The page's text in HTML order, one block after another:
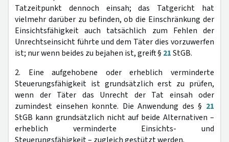
Tatzeitpunkt dennoch einsah; das Tatgericht hat
vielmehr darüber zu befinden, ob die Einschränkung der
Einsichtsfähigkeit auch tatsächlich zum Fehlen der
Unrechtseinsicht führte und dem Täter dies vorzuwerfen
ist; nur wenn beides zu bejahen ist, greift § 21StGB.
2. Eine aufgehobene oder erheblich verminderte
Steuerungsfähigkeit ist grundsätzlich erst zu prüfen,
wenn der Täter das Unrecht der Tat einsah oder
zumindest einsehen konnte. Die Anwendung des § 21
StGB kann grundsätzlich nicht auf beide Alternativen –
erheblich verminderte Einsichts- und